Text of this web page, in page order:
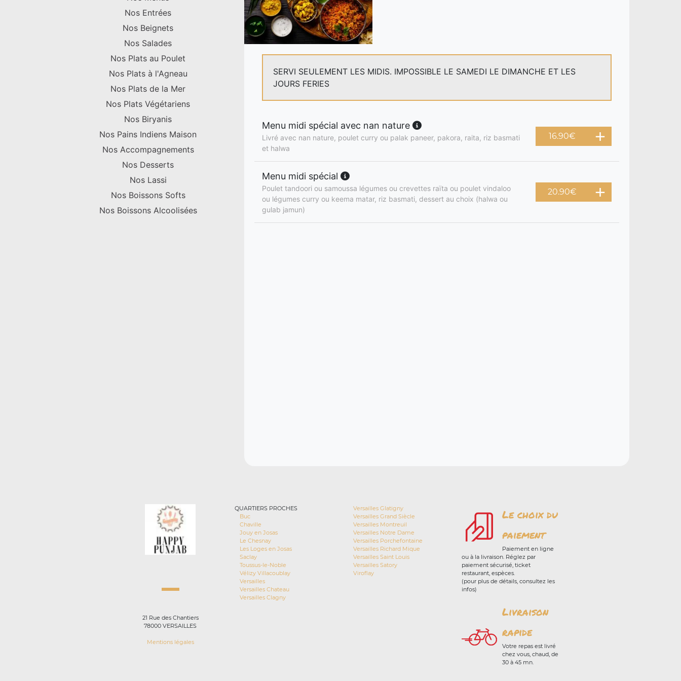
Nos Entrées
Nos Beignets
Nos Salades
Nos Plats au Poulet
Nos Plats à l'Agneau
Nos Plats de la Mer
Nos Plats Végétariens
Nos Biryanis
Nos Pains Indiens Maison
Nos Accompagnements
Nos Desserts
Nos Lassi
Nos Boissons Softs
Nos Boissons Alcoolisées
SERVI SEULEMENT LES MIDIS. IMPOSSIBLE LE SAMEDI LE DIMANCHE ET LES
JOURS FERIES
Menu midi spécial avec nan nature
Livré avec nan nature, poulet curry ou palak paneer, pakora, raita, riz basmati
et halwa
16.90€
Menu midi spécial
Poulet tandoori ou samoussa légumes ou crevettes raïta ou poulet vindaloo
ou légumes curry ou keema matar, riz basmati, dessert au choix (halwa ou
gulab jamun)
20.90€
21 Rue des Chantiers
78000 VERSAILLES
Mentions légales
QUARTIERS PROCHES
Buc
Chaville
Jouy en Josas
Le Chesnay
Les Loges en Josas
Saclay
Toussus-le-Noble
Vélizy Villacoublay
Versailles
Versailles Chateau
Versailles Clagny
Versailles Glatigny
Versailles Grand Siècle
Versailles Montreuil
Versailles Notre Dame
Versailles Porchefontaine
Versailles Richard Mique
Versailles Saint Louis
Versailles Satory
Viroflay
Le choix du
paiement
Paiement en ligne
ou à la livraison. Réglez par
paiement sécurisé, ticket
restaurant, espèces.
(pour plus de détails, consultez les
infos)
Livraison
rapide
Votre repas est livré
chez vous, chaud, de
30 à 45 mn.